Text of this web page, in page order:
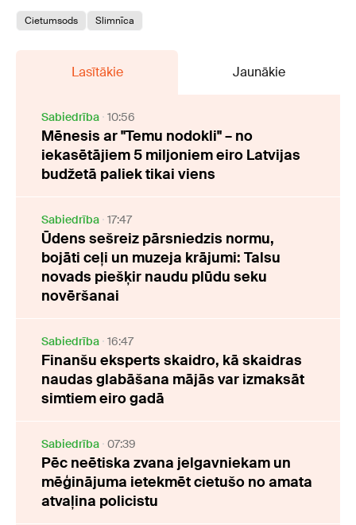
Cietumsods Slimnīca
Lasītākie Jaunākie
Sabiedrība 10:56
Mēnesis ar "Temu nodokli" – no
iekasētājiem 5 miljoniem eiro Latvijas
budžetā paliek tikai viens
Sabiedrība 17:47
Ūdens sešreiz pārsniedzis normu,
bojāti ceļi un muzeja krājumi: Talsu
novads piešķir naudu plūdu seku
novēršanai
Sabiedrība 16:47
Finanšu eksperts skaidro, kā skaidras
naudas glabāšana mājās var izmaksāt
simtiem eiro gadā
Sabiedrība 07:39
Pēc neētiska zvana jelgavniekam un
mēģinājuma ietekmēt cietušo no amata
atvaļina policistu